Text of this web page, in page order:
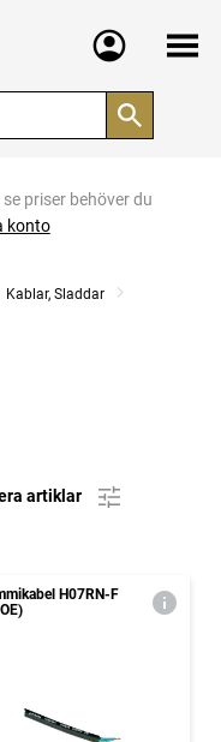
Meny
priser behöver du
konto
Kablar, Sladdar
artiklar
H07RN-F